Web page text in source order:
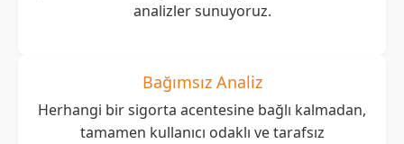
analizler sunuyoruz.
Bağımsız Analiz
Herhangi bir sigorta acentesine bağlı kalmadan,
tamamen kullanıcı odaklı ve tarafsız